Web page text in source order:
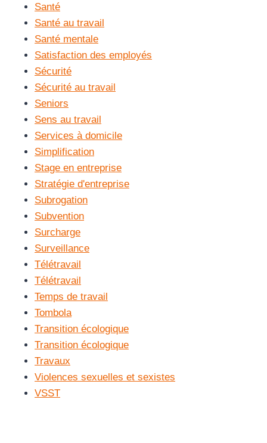
Santé
Santé au travail
Santé mentale
Satisfaction des employés
Sécurité
Sécurité au travail
Seniors
Sens au travail
Services à domicile
Simplification
Stage en entreprise
Stratégie d'entreprise
Subrogation
Subvention
Surcharge
Surveillance
Télétravail
Télétravail
Temps de travail
Tombola
Transition écologique
Transition écologique
Travaux
Violences sexuelles et sexistes
VSST